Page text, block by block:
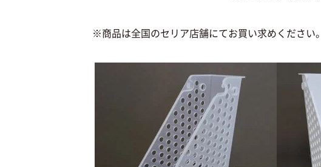
※商品は全国のセリア店舗にてお買い求めください。